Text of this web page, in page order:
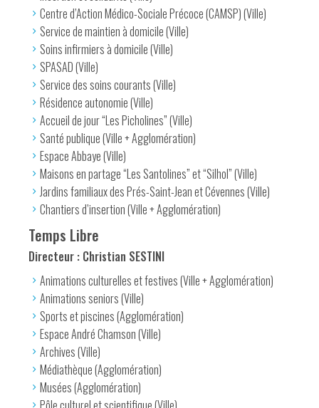
Centre d’Action Médico-Sociale Précoce (CAMSP) (Ville)
Service de maintien à domicile (Ville)
Soins infirmiers à domicile (Ville)
SPASAD (Ville)
Service des soins courants (Ville)
Résidence autonomie (Ville)
Accueil de jour “Les Picholines” (Ville)
Santé publique (Ville + Agglomération)
Espace Abbaye (Ville)
Maisons en partage “Les Santolines” et “Silhol” (Ville)
Jardins familiaux des Prés-Saint-Jean et Cévennes (Ville)
Chantiers d’insertion (Ville + Agglomération)
Temps Libre
Directeur : Christian SESTINI
Animations culturelles et festives (Ville + Agglomération)
Animations seniors (Ville)
Sports et piscines (Agglomération)
Espace André Chamson (Ville)
Archives (Ville)
Médiathèque (Agglomération)
Musées (Agglomération)